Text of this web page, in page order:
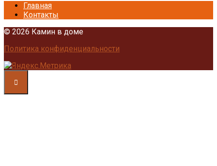
Главная
Контакты
© 2026 Камин в доме
Политика конфиденциальности